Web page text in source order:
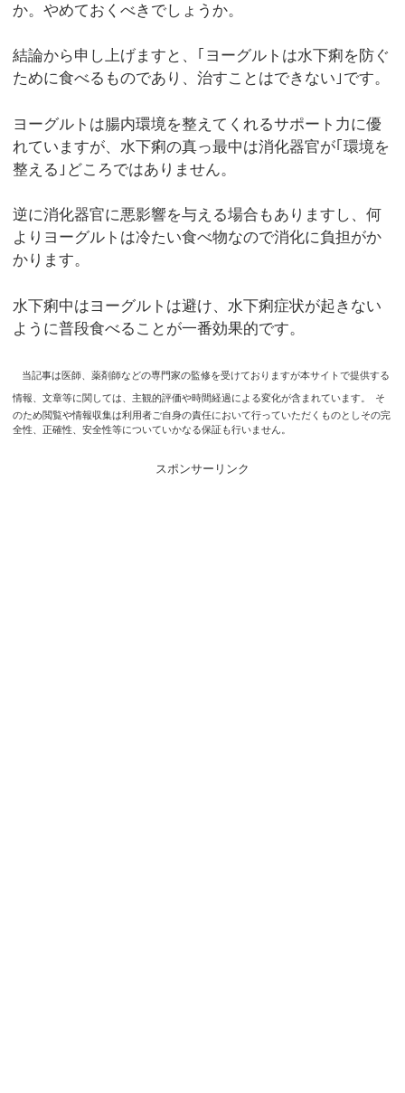
か。やめておくべきでしょうか。
結論から申し上げますと、｢ヨーグルトは水下痢を防ぐ
ために食べるものであり、治すことはできない｣です。
ヨーグルトは腸内環境を整えてくれるサポート力に優
れていますが、水下痢の真っ最中は消化器官が｢環境を
整える｣どころではありません。
逆に消化器官に悪影響を与える場合もありますし、何
よりヨーグルトは冷たい食べ物なので消化に負担がか
かります。
水下痢中はヨーグルトは避け、水下痢症状が起きない
ように普段食べることが一番効果的です。
当記事は医師、薬剤師などの専門家の監修を受けておりますが本サイトで提供する
情報、文章等に関しては、主観的評価や時間経過による変化が含まれています。
そ
のため閲覧や情報収集は利用者ご自身の責任において行っていただくものとしその完
全性、正確性、安全性等についていかなる保証も行いません。
スポンサーリンク